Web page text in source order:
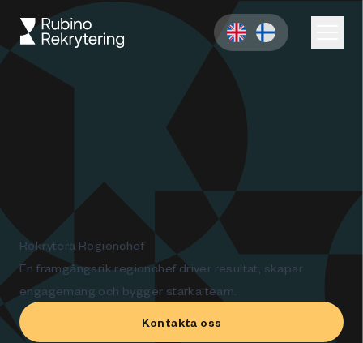
Rekrytera Regionchef
En framgångsrik regionchef driver resultat, skapar
engagemang och bygger starka team.
Kontakta oss